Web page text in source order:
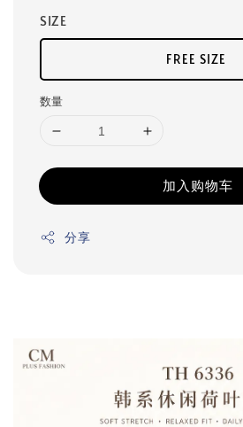
SIZE
FREE SIZE
数量
加入购物车
分享